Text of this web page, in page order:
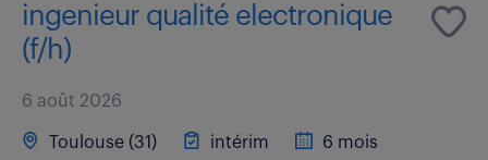
ingenieur qualité electronique
(f/h)
6 août 2026
Toulouse (31) intérim
6 mois